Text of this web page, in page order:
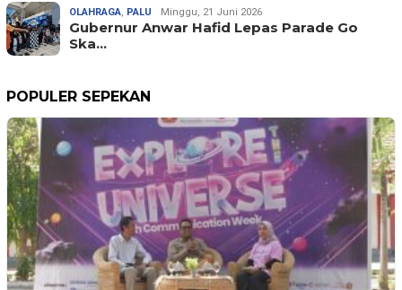
OLAHRAGA, PALU Minggu, 21 Juni 2026
Gubernur Anwar Hafid Lepas Parade Go
Ska…
POPULER SEPEKAN